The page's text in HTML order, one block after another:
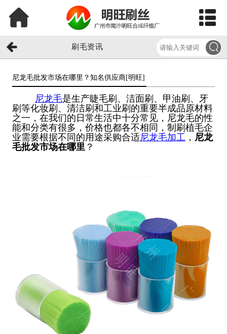
刷毛资讯
尼龙毛批发市场在哪里？知名供应商[明旺]​
尼龙毛是生产睫毛刷、洁面刷、甲油刷、牙
刷等化妆刷、清洁刷和工业刷的重要半成品原材料
之一，在我们的日常生活中十分常见，尼龙毛的性
能和分类有很多，价格也都各不相同，制刷植毛企
业需要根据不同的用途采购合适尼龙毛加工 ， 尼龙
毛批发市场在哪里？